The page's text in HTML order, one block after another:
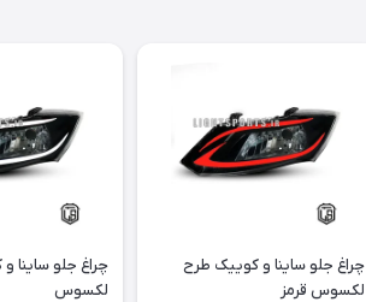
چراغ جلو ساینا و کوییک طرح
لکسوس قرمز
چراغ جلو ساینا
لکسوس